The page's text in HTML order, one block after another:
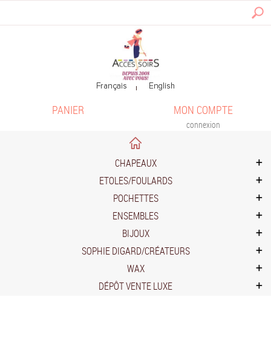
MON COMPTE
connexion
PANIER
CHAPEAUX
ETOLES/FOULARDS
POCHETTES
ENSEMBLES
BIJOUX
SOPHIE DIGARD/CRÉATEURS
WAX
DÉPÔT VENTE LUXE